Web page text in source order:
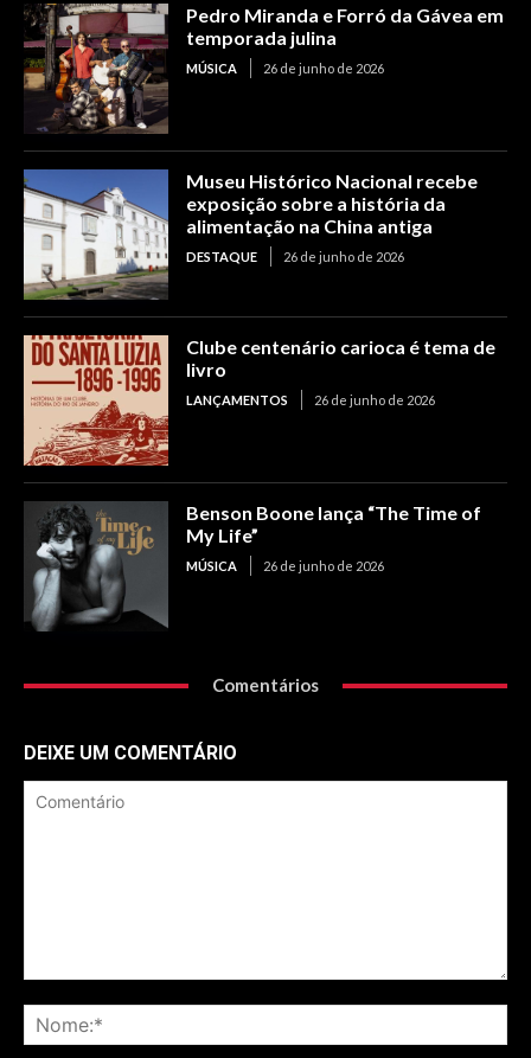
Pedro Miranda e Forró da Gávea em
temporada julina
MÚSICA 26 de junho de 2026
Museu Histórico Nacional recebe
exposição sobre a história da
alimentação na China antiga
DESTAQUE 26 de junho de 2026
Clube centenário carioca é tema de
livro
LANÇAMENTOS 26 de junho de 2026
Benson Boone lança “The Time of
My Life”
MÚSICA 26 de junho de 2026
Comentários
DEIXE UM COMENTÁRIO